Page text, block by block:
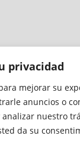
privacidad
mejorar su
anuncios o
nuestro
da su
auditado por